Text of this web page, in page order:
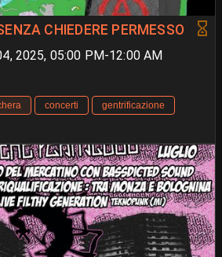
CHIEDERE PERMESSO
2025, 05:00 PM-12:00 AM
concerti
gentrificazione